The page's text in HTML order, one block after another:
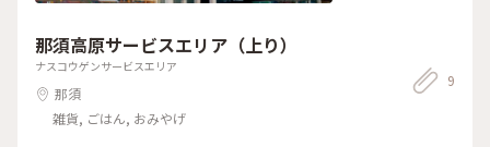
那須高原サービスエリア（上り）
ナスコウゲンサービスエリア
那須
雑貨, ごはん, おみやげ
9